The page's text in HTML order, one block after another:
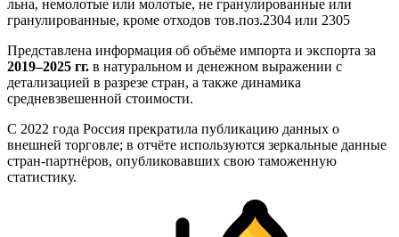
льна, немолотые или молотые, не гранулированные или
гранулированные, кроме отходов тов.поз.2304 или 2305
Представлена информация об объёме импорта и экспорта за
2019–2025 гг. в натуральном и денежном выражении с
детализацией в разрезе стран, а также динамика
средневзвешенной стоимости.
С 2022 года Россия прекратила публикацию данных о
внешней торговле; в отчёте используются зеркальные данные
стран-партнёров, опубликовавших свою таможенную
статистику.